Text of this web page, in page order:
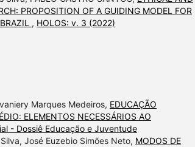
PROPOSITION OF A GUIDING MODEL FOR
, HOLOS: v. 3 (2022)
Marques Medeiros, EDUCAÇÃO
ELEMENTOS NECESSÁRIOS AO
- Dossiê Educação e Juventude
José Euzebio Simões Neto, MODOS DE